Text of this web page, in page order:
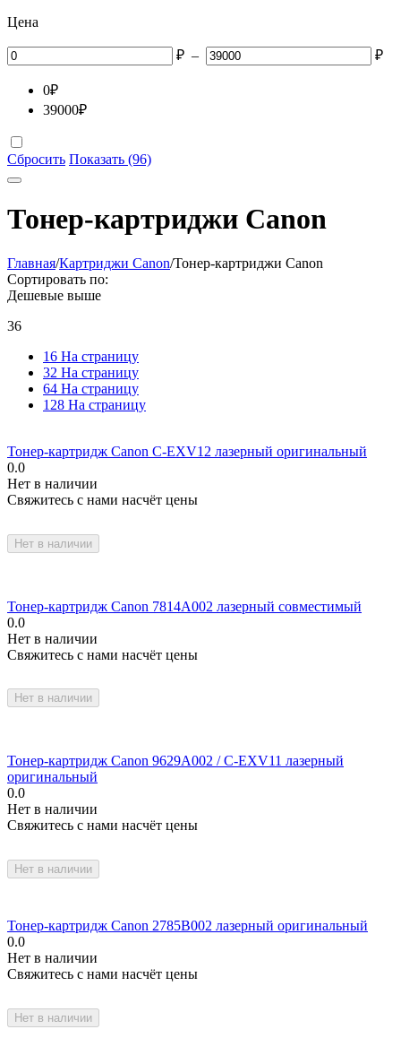
Цена
₽ – ₽
0₽
39000₽
Сбросить Показать (96)
Тонер-картриджи Canon
Главная/Картриджи Canon/Тонер-картриджи Canon
Сортировать по:
Дешевые выше
36
16 На страницу
32 На страницу
64 На страницу
128 На страницу
Тонер-картридж Canon C-EXV12 лазерный оригинальный
0.0
Нет в наличии
Свяжитесь с нами насчёт цены
Нет в наличии
Тонер-картридж Canon 7814A002 лазерный совместимый
0.0
Нет в наличии
Свяжитесь с нами насчёт цены
Нет в наличии
Тонер-картридж Canon 9629A002 / C-EXV11 лазерный
оригинальный
0.0
Нет в наличии
Свяжитесь с нами насчёт цены
Нет в наличии
Тонер-картридж Canon 2785B002 лазерный оригинальный
0.0
Нет в наличии
Свяжитесь с нами насчёт цены
Нет в наличии